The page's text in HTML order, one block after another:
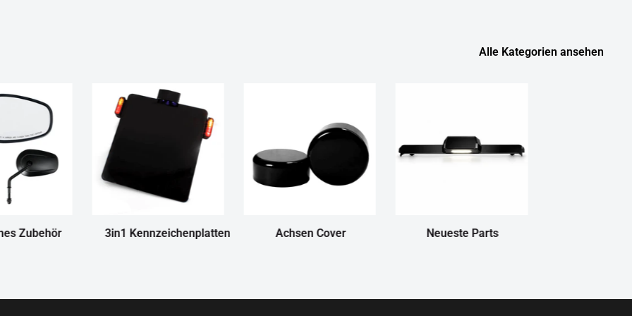
Alle Kategorien ansehen
Zubehör 3in1 Kennzeichenplatten Achsen Cover Neueste Parts